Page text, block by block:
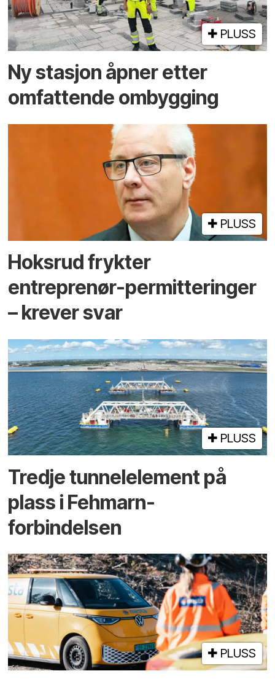
PLUSS
Ny stasjon åpner etter
omfattende ombygging
PLUSS
Hoksrud frykter
entreprenør-permitteringer
– krever svar
PLUSS
Tredje tunnel­element på
plass i Fehmarn-
forbindelsen
PLUSS